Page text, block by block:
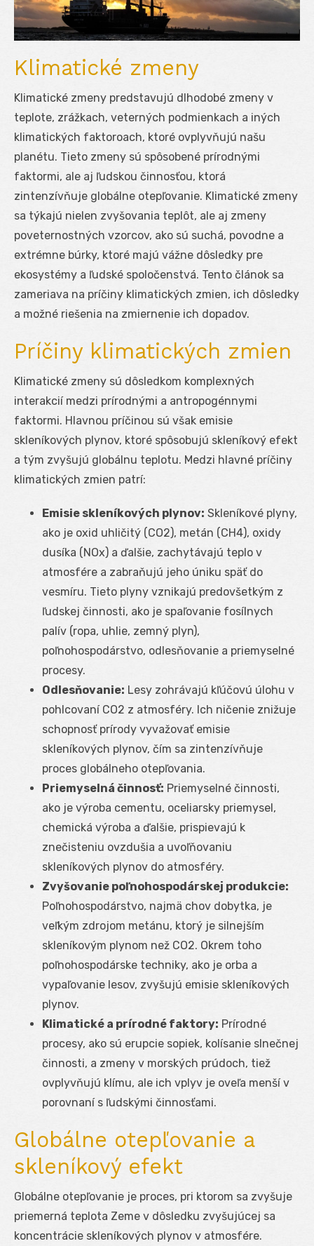
Klimatické zmeny
Klimatické zmeny predstavujú dlhodobé zmeny v
teplote, zrážkach, veterných podmienkach a iných
klimatických faktoroach, ktoré ovplyvňujú našu
planétu. Tieto zmeny sú spôsobené prírodnými
faktormi, ale aj ľudskou činnosťou, ktorá
zintenzívňuje globálne otepľovanie. Klimatické zmeny
sa týkajú nielen zvyšovania teplôt, ale aj zmeny
poveternostných vzorcov, ako sú suchá, povodne a
extrémne búrky, ktoré majú vážne dôsledky pre
ekosystémy a ľudské spoločenstvá. Tento článok sa
zameriava na príčiny klimatických zmien, ich dôsledky
a možné riešenia na zmiernenie ich dopadov.
Príčiny klimatických zmien
Klimatické zmeny sú dôsledkom komplexných
interakcií medzi prírodnými a antropogénnymi
faktormi. Hlavnou príčinou sú však emisie
skleníkových plynov, ktoré spôsobujú skleníkový efekt
a tým zvyšujú globálnu teplotu. Medzi hlavné príčiny
klimatických zmien patrí:
Emisie skleníkových plynov: Skleníkové plyny,
ako je oxid uhličitý (CO2), metán (CH4), oxidy
dusíka (NOx) a ďalšie, zachytávajú teplo v
atmosfére a zabraňujú jeho úniku späť do
vesmíru. Tieto plyny vznikajú predovšetkým z
ľudskej činnosti, ako je spaľovanie fosílnych
palív (ropa, uhlie, zemný plyn),
poľnohospodárstvo, odlesňovanie a priemyselné
procesy.
Odlesňovanie: Lesy zohrávajú kľúčovú úlohu v
pohlcovaní CO2 z atmosféry. Ich ničenie znižuje
schopnosť prírody vyvažovať emisie
skleníkových plynov, čím sa zintenzívňuje
proces globálneho otepľovania.
Priemyselná činnosť: Priemyselné činnosti,
ako je výroba cementu, oceliarsky priemysel,
chemická výroba a ďalšie, prispievajú k
znečisteniu ovzdušia a uvoľňovaniu
skleníkových plynov do atmosféry.
Zvyšovanie poľnohospodárskej produkcie:
Poľnohospodárstvo, najmä chov dobytka, je
veľkým zdrojom metánu, ktorý je silnejším
skleníkovým plynom než CO2. Okrem toho
poľnohospodárske techniky, ako je orba a
vypaľovanie lesov, zvyšujú emisie skleníkových
plynov.
Klimatické a prírodné faktory: Prírodné
procesy, ako sú erupcie sopiek, kolísanie slnečnej
činnosti, a zmeny v morských prúdoch, tiež
ovplyvňujú klímu, ale ich vplyv je oveľa menší v
porovnaní s ľudskými činnosťami.
Globálne otepľovanie a
skleníkový efekt
Globálne otepľovanie je proces, pri ktorom sa zvyšuje
priemerná teplota Zeme v dôsledku zvyšujúcej sa
koncentrácie skleníkových plynov v atmosfére.